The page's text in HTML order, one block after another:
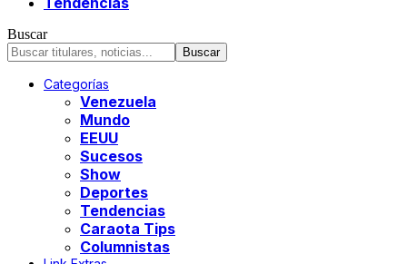
Buscar
Categorías
Venezuela
Mundo
EEUU
Sucesos
Show
Deportes
Tendencias
Caraota Tips
Columnistas